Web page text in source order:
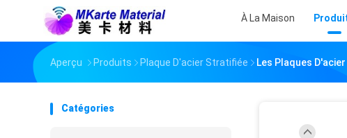
À La Maison
Aperçu Produits Plaque D'acier Stratifiée Les Plaques
Catégories